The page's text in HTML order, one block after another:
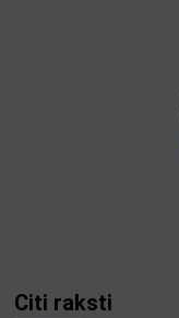
Citi raksti